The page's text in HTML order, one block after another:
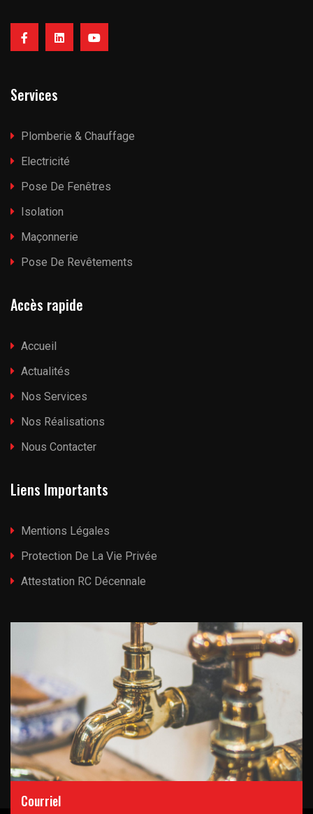
Services
Plomberie & Chauffage
Electricité
Pose De Fenêtres
Isolation
Maçonnerie
Pose De Revêtements
Accès rapide
Accueil
Actualités
Nos Services
Nos Réalisations
Nous Contacter
Liens Importants
Mentions Légales
Protection De La Vie Privée
Attestation RC Décennale
Courriel